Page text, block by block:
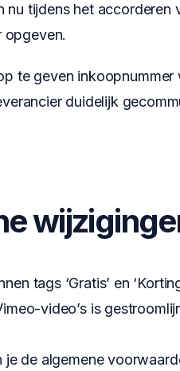
nu tijdens het accorderen
opgeven.
te geven
duidelijk
tags ‘Gratis’ en
video’s is
de algemene